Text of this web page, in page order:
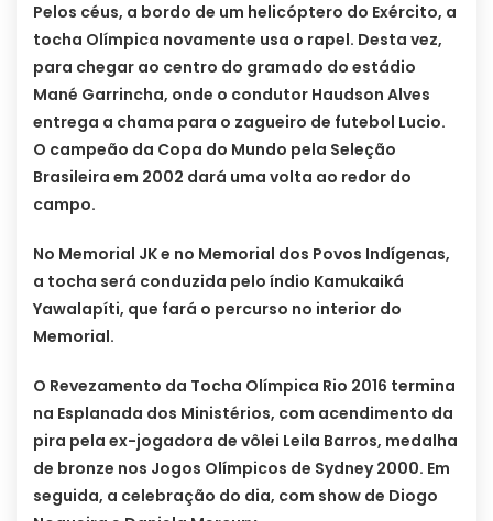
Pelos céus, a bordo de um helicóptero do Exército, a
tocha Olímpica novamente usa o rapel. Desta vez,
para chegar ao centro do gramado do estádio
Mané Garrincha, onde o condutor Haudson Alves
entrega a chama para o zagueiro de futebol Lucio.
O campeão da Copa do Mundo pela Seleção
Brasileira em 2002 dará uma volta ao redor do
campo.
No Memorial JK e no Memorial dos Povos Indígenas,
a tocha será conduzida pelo índio Kamukaiká
Yawalapíti, que fará o percurso no interior do
Memorial.
O Revezamento da Tocha Olímpica Rio 2016 termina
na Esplanada dos Ministérios, com acendimento da
pira pela ex-jogadora de vôlei Leila Barros, medalha
de bronze nos Jogos Olímpicos de Sydney 2000. Em
seguida, a celebração do dia, com show de Diogo